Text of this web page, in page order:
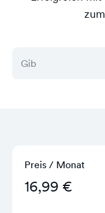
Preis / Monat
16,99 €